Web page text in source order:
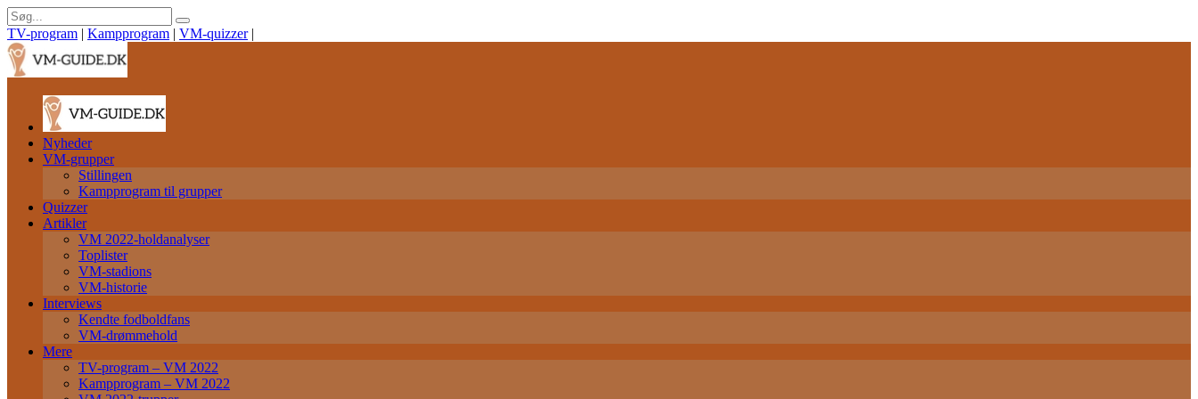
TV-program | Kampprogram | VM-quizzer |
Nyheder
VM-grupper
Stillingen
Kampprogram til grupper
Quizzer
Artikler
VM 2022-holdanalyser
Toplister
VM-stadions
VM-historie
Interviews
Kendte fodboldfans
VM-drømmehold
Mere
TV-program – VM 2022
Kampprogram – VM 2022